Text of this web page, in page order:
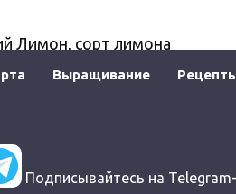
Выращивание
Подписывайтесь на